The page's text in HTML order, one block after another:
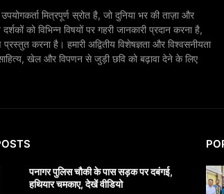
मित्रपूर्ण स्रोत है, जो दुनिया भर की ताज़ा और
को विभिन्न विषयों पर गहरी जानकारी प्रदान करना है,
करना है। हमारी अद्वितीय विशेषज्ञता और विश्वसनीयता
साहित्य, खेल और विपणन से जुड़ी छवि को बढ़ावा देने के लिए
पनागर पुलिस चौकी के पास सड़क पर दबंगई,
हथियार चमकाए, देखें वीडियो